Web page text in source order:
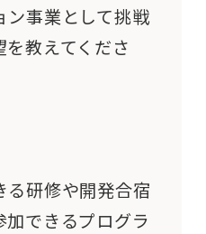
ン事業として挑戦
を教えてくださ
る研修や開発合宿
加できるプログラ